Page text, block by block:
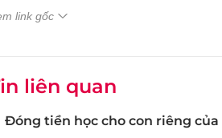
link gốc
liên quan
Đóng tiền học cho con riêng